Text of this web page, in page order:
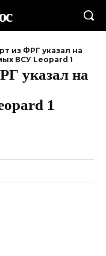
из ФРГ указал на
ВСУ Leopard 1
указал на
1